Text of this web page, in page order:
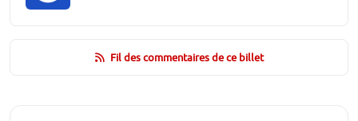
Fil des commentaires de ce billet